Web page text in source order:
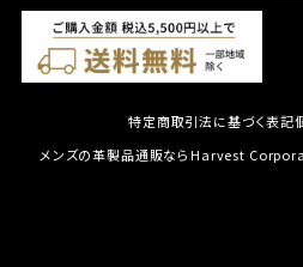
特定商取引法に基づく表記
メンズの革製品通販ならHarvest